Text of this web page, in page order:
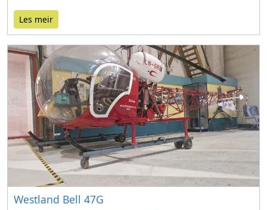
Les meir
Westland Bell 47G